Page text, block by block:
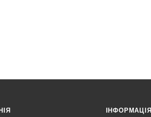
ІНФОРМАЦІЯ